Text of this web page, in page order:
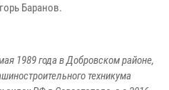
Баранов.
1989 года в Добровском районе,
техникума